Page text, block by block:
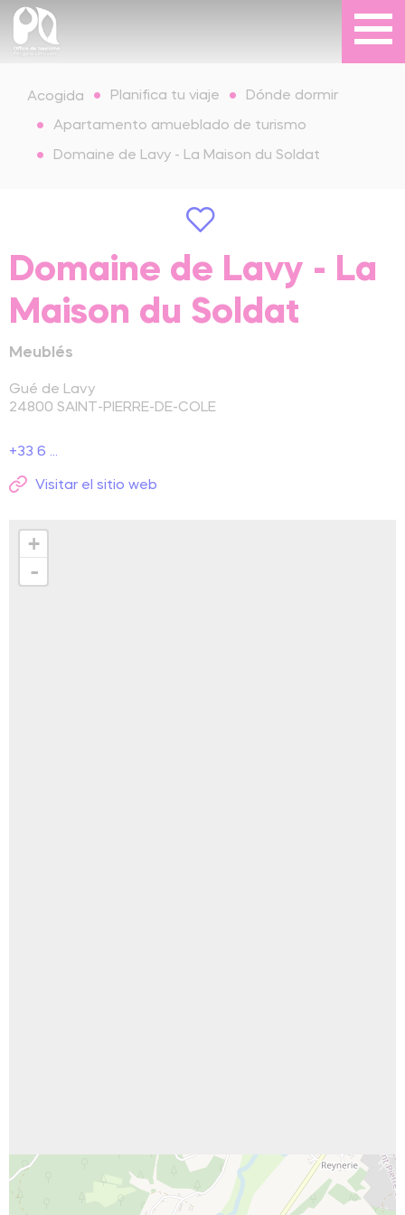
Acogida Planifica tu viaje Dónde dormir
Apartamento amueblado de turismo
Domaine de Lavy - La Maison du Soldat
Domaine de Lavy - La
Maison du Soldat
Meublés
Gué de Lavy
24800 SAINT-PIERRE-DE-COLE
+33 6 ...
Visitar el sitio web
+
-